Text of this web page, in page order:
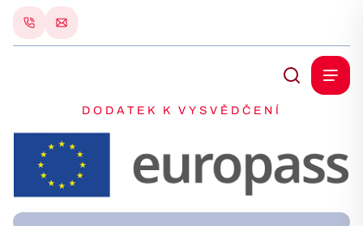
DODATEK K VYSVĚDČENÍ